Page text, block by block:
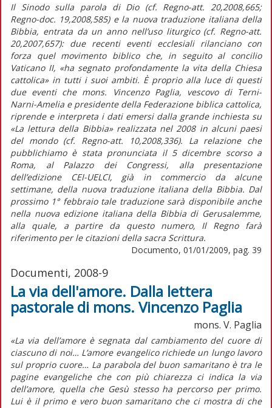
Il Sinodo sulla parola di Dio (cf. Regno-att. 20,2008,665;
Regno-doc. 19,2008,585) e la nuova traduzione italiana della
Bibbia, entrata da un anno nell’uso liturgico (cf. Regno-att.
20,2007,657): due recenti eventi ecclesiali rilanciano con
forza quel movimento biblico che, in seguito al concilio
Vaticano II, «ha segnato profondamente la vita della Chiesa
cattolica» in tutti i suoi ambiti. È proprio alla luce di questi
due eventi che mons. Vincenzo Paglia, vescovo di Terni-
Narni-Amelia e presidente della Federazione biblica cattolica,
riprende e interpreta i dati emersi dalla grande inchiesta su
«La lettura della Bibbia» realizzata nel 2008 in alcuni paesi
del mondo (cf. Regno-att. 10,2008,336). La relazione che
pubblichiamo è stata pronunciata il 5 dicembre scorso a
Roma, al Palazzo dei Congressi, alla presentazione
dell’edizione CEI-UELCI, già in commercio da alcune
settimane, della nuova traduzione italiana della Bibbia. Dal
prossimo 1° febbraio tale traduzione sarà disponibile anche
nella nuova edizione italiana della Bibbia di Gerusalemme,
alla quale, a partire da questo numero, Il Regno farà
riferimento per le citazioni della sacra Scrittura.
Documento, 01/01/2009, pag. 39
Documenti, 2008-9
La via dell'amore. Dalla lettera
pastorale di mons. Vincenzo Paglia
mons. V. Paglia
«La via dell’amore è segnata dal cambiamento del cuore di
ciascuno di noi… L’amore evangelico richiede un lungo lavoro
sul proprio cuore… La parabola del buon samaritano è tra le
pagine evangeliche che con più chiarezza ci indica la via
dell’amore, quella che Gesù stesso ha percorso per primo.
Lui è il primo e vero buon samaritano che ci mostra di che